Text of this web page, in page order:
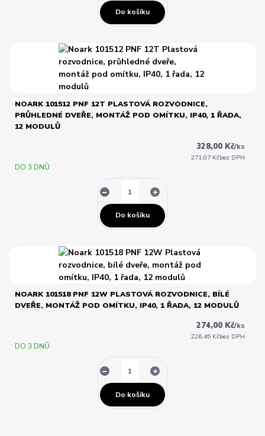
Do košíku
NOARK 101512 PNF 12T PLASTOVÁ ROZVODNICE,
PRŮHLEDNÉ DVEŘE, MONTÁŽ POD OMÍTKU, IP40, 1 ŘADA,
12 MODULŮ
328,00 Kč/ks
271,07 Kčbez DPH
DO 3 DNŮ
Do košíku
NOARK 101518 PNF 12W PLASTOVÁ ROZVODNICE, BÍLÉ
DVEŘE, MONTÁŽ POD OMÍTKU, IP40, 1 ŘADA, 12 MODULŮ
274,00 Kč/ks
226,45 Kčbez DPH
DO 3 DNŮ
Do košíku